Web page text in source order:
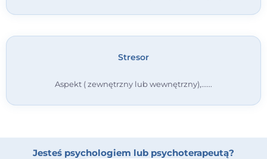
Stresor
Aspekt ( zewnętrzny lub wewnętrzny),...
Jesteś psychologiem lub psychoterapeutą?